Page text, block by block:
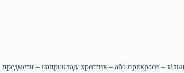
– наприклад, хрестик – або прикраси –